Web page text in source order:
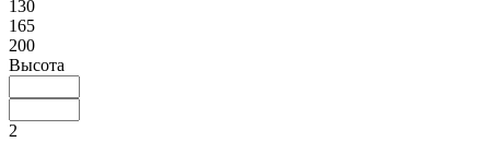
130
165
200
Высота
2